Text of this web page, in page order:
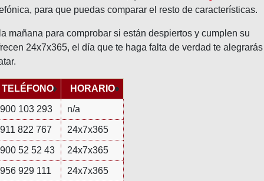
para que puedas comparar el resto de características.
mañana para comprobar si están despiertos y cumplen su
24x7x365, el día que te haga falta de verdad te alegrarás
TELÉFONO HORARIO
900 103 293 n/a
911 822 767 24x7x365
900 52 52 43 24x7x365
956 929 111 24x7x365